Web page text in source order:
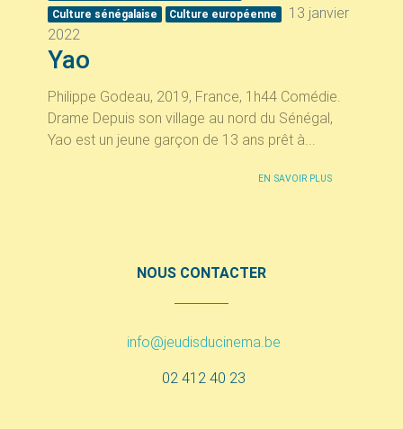
Culture sénégalaise
Culture européenne
13 janvier
2022
Yao
Philippe Godeau, 2019, France, 1h44 Comédie.
Drame Depuis son village au nord du Sénégal,
Yao est un jeune garçon de 13 ans prêt à...
EN SAVOIR PLUS
NOUS CONTACTER
info@jeudisducinema.be
02 412 40 23